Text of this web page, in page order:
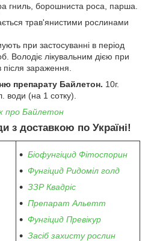
гниль, борошниста роса, парша.
трав'янистими рослинами
при застосуванні в період
Володіє лікувальним дією при
після зараження.
препарату Байлетон. 10г.
води (на 1 сотку).
про Байлетон
з доставкою по Україні!
Біофунгіцид Фітоспорин
Фунгіцид Ридоміл голд
ЗЗР Квадріс
Препарат Альетт
Фунгіцид Превікур
Засіб захисту рослин